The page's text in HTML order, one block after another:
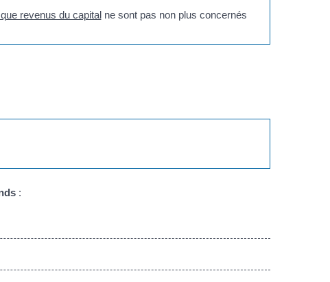
revenus du capitalne sont pas non plus concernés
: